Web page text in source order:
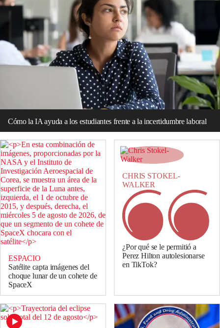
Cómo la IA ayuda a los estudiantes frente a la incertidumbre laboral
ESPACIO
Satélite capta imágenes del
choque lunar de un cohete de
SpaceX
CHRIS STOKEL-
WALKER
¿Por qué se le permitió a
Perez Hilton autolesionarse
en TikTok?